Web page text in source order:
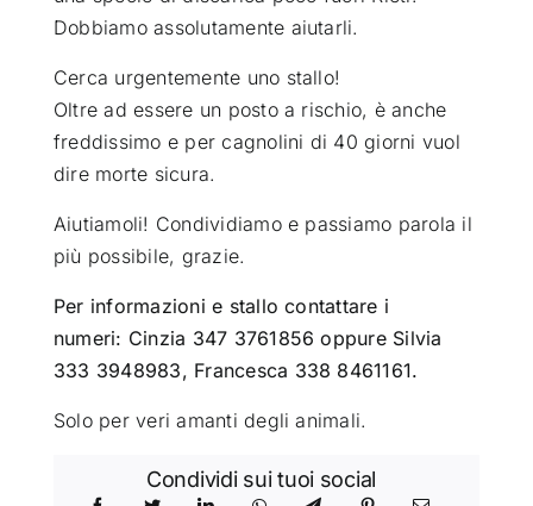
Dobbiamo assolutamente aiutarli.
Cerca urgentemente uno stallo!
Oltre ad essere un posto a rischio, è anche
freddissimo e per cagnolini di 40 giorni vuol
dire morte sicura.
Aiutiamoli! Condividiamo e passiamo parola il
più possibile, grazie.
Per informazioni e stallo contattare i
numeri: Cinzia 347 3761856 oppure Silvia
333 3948983, Francesca 338 8461161.
Solo per veri amanti degli animali.
Condividi sui tuoi social